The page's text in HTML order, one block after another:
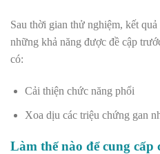
Sau thời gian thử nghiệm, kết
những khả năng được đề cập
có:
Cải thiện chức năng phổi
Xoa dịu các triệu chứng gan
Làm thế nào để cung cấp